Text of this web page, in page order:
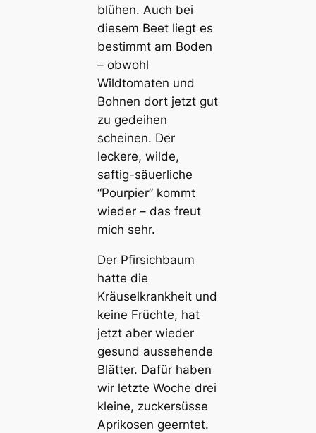
blühen. Auch bei
diesem Beet liegt es
bestimmt am Boden
– obwohl
Wildtomaten und
Bohnen dort jetzt gut
zu gedeihen
scheinen. Der
leckere, wilde,
saftig-säuerliche
“Pourpier” kommt
wieder – das freut
mich sehr.
Der Pfirsichbaum
hatte die
Kräuselkrankheit und
keine Früchte, hat
jetzt aber wieder
gesund aussehende
Blätter. Dafür haben
wir letzte Woche drei
kleine, zuckersüsse
Aprikosen geerntet.